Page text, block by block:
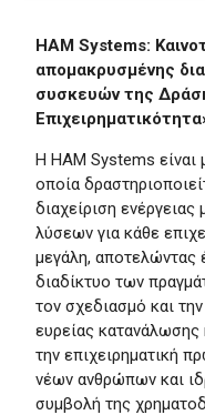
HAM Systems:
απομακρυσμένης
συσκευών της
Η HAM Systems είναι
οποία
διαχείριση
λύσεων για κάθε
μεγάλη, αποτελώντας
διαδίκτυο των
τον σχεδιασμό και
ευρείας κατανάλωσης
την επιχειρηματική
νέων ανθρώπων και
συμβολή της